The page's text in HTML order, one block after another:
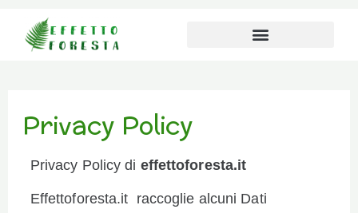
Privacy Policy
Privacy Policy di effettoforesta.it
Effettoforesta.it raccoglie alcuni Dati